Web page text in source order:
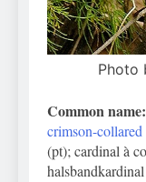
Photo
Common name:
crimson-
(pt); cardinal à